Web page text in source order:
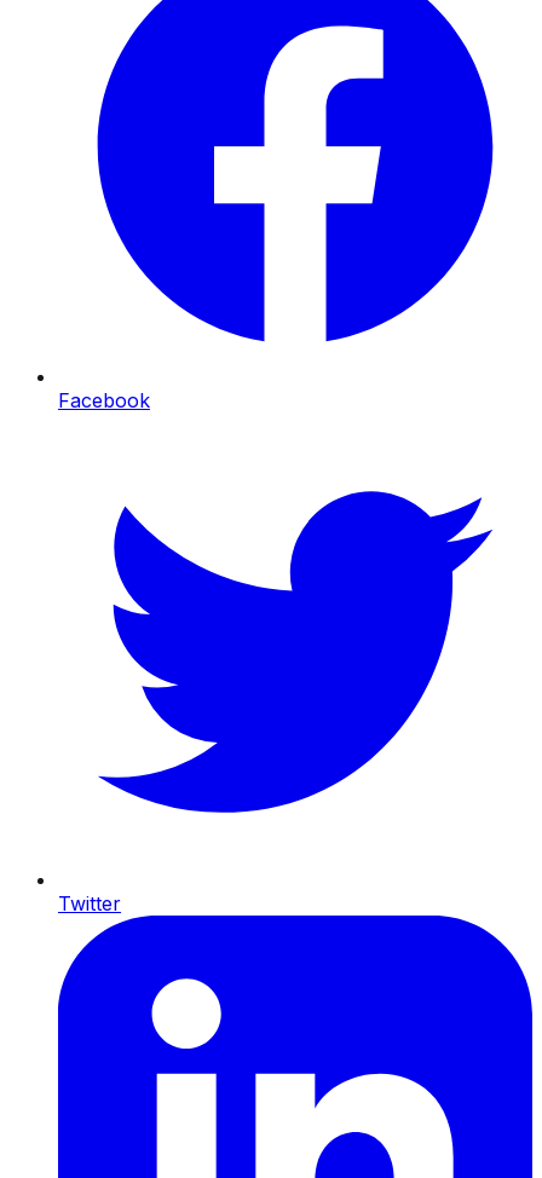
Facebook
Twitter